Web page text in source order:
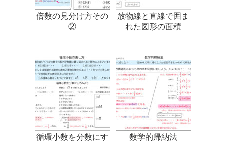
倍数の見分け方その
②
放物線と直線で囲ま
れた図形の面積
循環小数を分数にす
数学的帰納法